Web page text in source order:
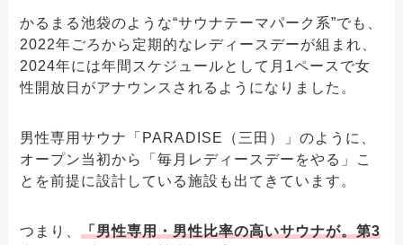
かるまる池袋のような“サウナテーマパーク系”でも、
2022年ごろから定期的なレディースデーが組まれ、
2024年には年間スケジュールとして月1ペースで女
性開放日がアナウンスされるようになりました。
男性専用サウナ「PARADISE（三田）」のように、
オープン当初から「毎月レディースデーをやる」こ
とを前提に設計している施設も出てきています。
つまり、「男性専用・男性比率の高いサウナが。第3